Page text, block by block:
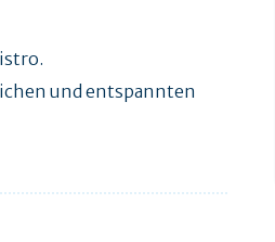
und entspannten